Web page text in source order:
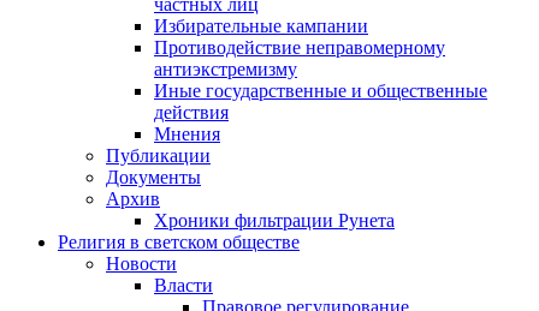
частных лиц
Избирательные кампании
Противодействие неправомерному
антиэкстремизму
Иные государственные и общественные
действия
Мнения
Публикации
Документы
Архив
Хроники фильтрации Рунета
Религия в светском обществе
Новости
Власти